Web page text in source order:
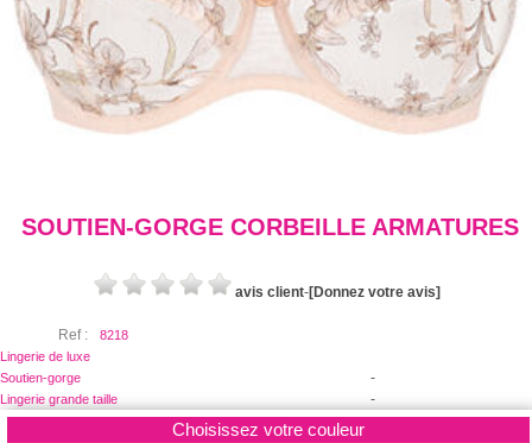
SOUTIEN-GORGE CORBEILLE ARMATURES
avis client-[Donnez votre avis]
Ref :
8218
Lingerie de luxe
-
Soutien-gorge
-
Lingerie grande taille
Choisissez votre couleur